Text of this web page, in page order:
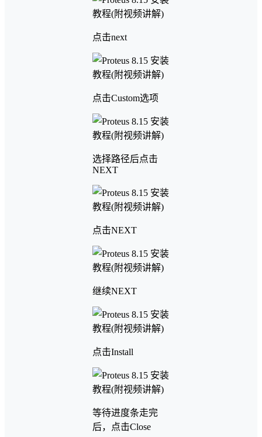
点击next
点击Custom选项
选择路径后点击
NEXT
点击NEXT
继续NEXT
点击Install
等待进度条走完
后，点击Close